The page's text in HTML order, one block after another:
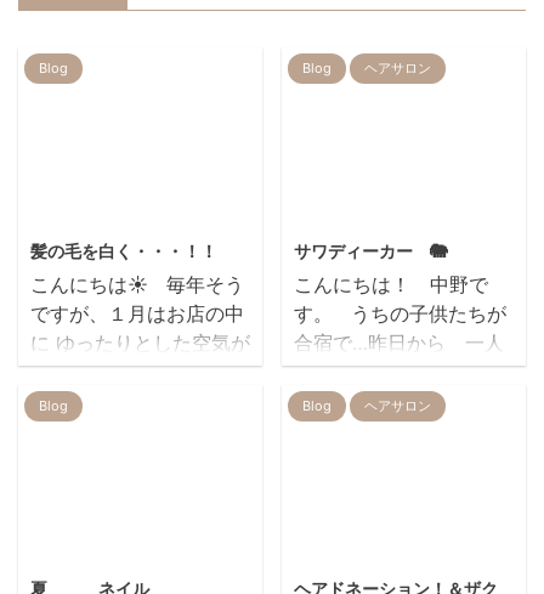
Blog
髪の毛を白く・・・！！
こんにちは☀ 毎年そう
ですが、１月はお店の中
に ゆったりとした空気が
流れています。。。。。
皆さん風邪やインフルエ
しゃった、髪の毛を白く
Blog ヘアサロン
サワディーカー 🐘
こんにちは！ 中野で
す。 うちの子供たちが
合宿で…昨日から 一人
ぽっち… 珍しく…日曜日
出勤してます!(^^)! 仕事
ころに タイ料理屋さんが
Blog
夏 ネイル
Blog ヘアサロン
ヘアドネーション！＆ザク